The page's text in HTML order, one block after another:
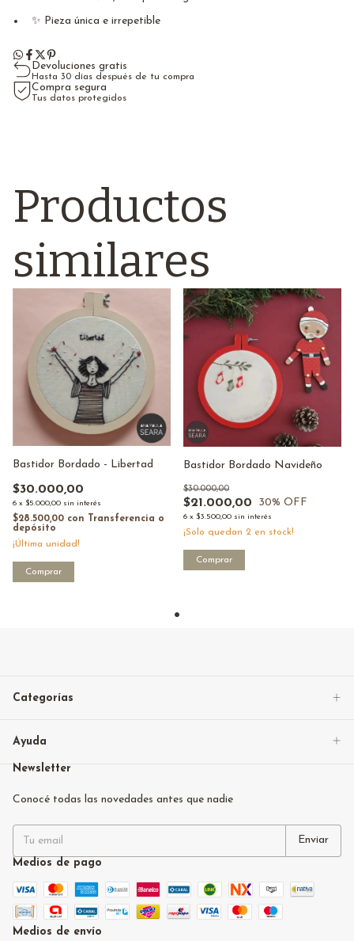
✨ Pieza única e irrepetible
Devoluciones gratis
Hasta 30 días después de tu compra
Compra segura
Tus datos protegidos
Productos
similares
Bastidor Bordado - Libertad
$30.000,00
6 x $5.000,00 sin interés
$28.500,00 con
Transferencia o
depósito
¡Última unidad!
Bastidor Bordado Navideño
$21.000,00
$30.000,00
30% OFF
6 x $3.500,00 sin interés
¡Solo quedan 2 en stock!
Categorías
Ayuda
Newsletter
Conocé todas las novedades antes que nadie
Medios de pago
Medios de envío